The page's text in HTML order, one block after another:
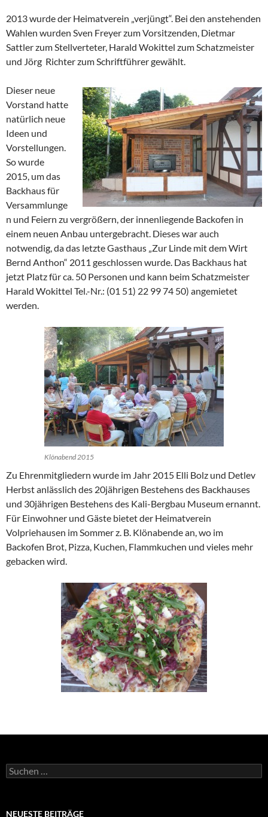
2013 wurde der Heimatverein „verjüngt“. Bei den anstehenden
Wahlen wurden Sven Freyer zum Vorsitzenden, Dietmar
Sattler zum Stellverteter, Harald Wokittel zum Schatzmeister
und Jörg Richter zum Schriftführer gewählt.
Dieser neue
Vorstand hatte
natürlich neue
Ideen und
Vorstellungen.
So wurde
2015, um das
Backhaus für
Versammlunge
n und Feiern zu vergrößern, der innenliegende Backofen in
einem neuen Anbau untergebracht. Dieses war auch
notwendig, da das letzte Gasthaus „Zur Linde mit dem Wirt
Bernd Anthon“ 2011 geschlossen wurde. Das Backhaus hat
jetzt Platz für ca. 50 Personen und kann beim Schatzmeister
Harald Wokittel Tel.-Nr.: (01 51) 22 99 74 50) angemietet
werden.
Klönabend 2015
Zu Ehrenmitgliedern wurde im Jahr 2015 Elli Bolz und Detlev
Herbst anlässlich des 20jährigen Bestehens des Backhauses
und 30jährigen Bestehens des Kali-Bergbau Museum ernannt.
Für Einwohner und Gäste bietet der Heimatverein
Volpriehausen im Sommer z. B. Klönabende an, wo im
Backofen Brot, Pizza, Kuchen, Flammkuchen und vieles mehr
gebacken wird.
Suchen
nach:
NEUESTE BEITRÄGE